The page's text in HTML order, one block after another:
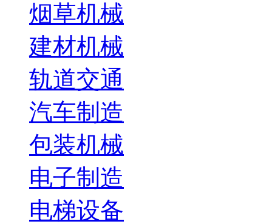
烟草机械
建材机械
轨道交通
汽车制造
包装机械
电子制造
电梯设备